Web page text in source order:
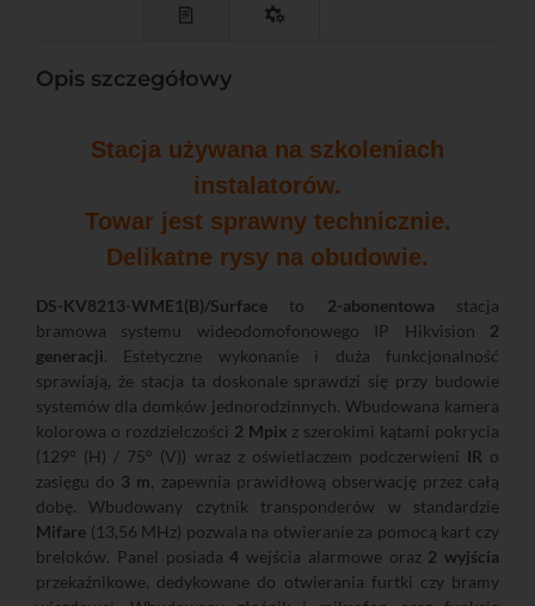
Opis szczegółowy
Stacja używana na szkoleniach
instalatorów.
Towar jest sprawny technicznie.
Delikatne rysy na obudowie.
DS-KV8213-WME1(B)/Surface to 2-abonentowa stacja
bramowa systemu wideodomofonowego IP Hikvision 2
generacji. Estetyczne wykonanie i duża funkcjonalność
sprawiają, że stacja ta doskonale sprawdzi się przy budowie
systemów dla domków jednorodzinnych. Wbudowana kamera
kolorowa o rozdzielczości 2 Mpix z szerokimi kątami pokrycia
(129° (H) / 75° (V)) wraz z oświetlaczem podczerwieni IR o
zasięgu do 3 m, zapewnia prawidłową obserwację przez całą
dobę. Wbudowany czytnik transponderów w standardzie
Mifare (13,56 MHz) pozwala na otwieranie za pomocą kart czy
breloków. Panel posiada4 wejścia alarmowe oraz 2 wyjścia
przekaźnikowe, dedykowane do otwierania furtki czy bramy